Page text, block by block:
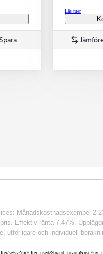
Spara
Läs mer
Månadskostnadsexempel 2
Effektiv ränta 7,47%.
utförligare och individuell
se/